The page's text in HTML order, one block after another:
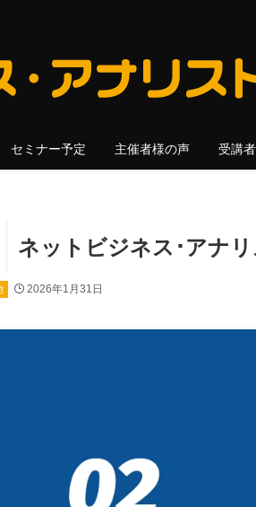
セミナー予定 主催者様の声 受講
ネットビジネス･アナ
2026年1月31日